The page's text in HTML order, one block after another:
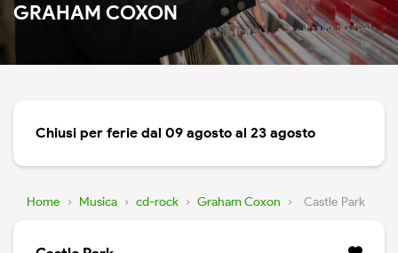
GRAHAM COXON
Chiusi per ferie dal 09 agosto al 23 agosto
Home › Musica › cd-rock › Graham Coxon › Castle Park